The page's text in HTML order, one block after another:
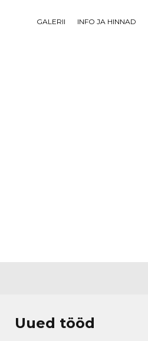
GALERII INFO JA HINNAD
Uued tööd